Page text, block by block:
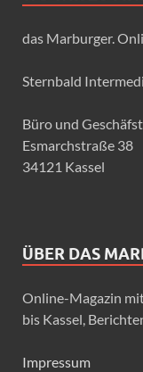
das Marburger.
Sternbald
Büro und
Esmarchstraße 38
34121 Kassel
ÜBER DAS
Online-Magazin
bis Kassel,
Impressum